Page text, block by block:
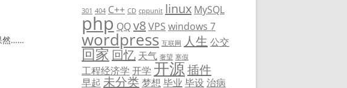
然……
301 404 C++ CD cppunit linux MySQL
php QQv8VPS windows 7
wordpress 互联网 人生 公交
回家 回忆 天气 奢望 寒假
工程经济学 开学 开源插件
早起 未分类 梦想 毕业 毕设 治病